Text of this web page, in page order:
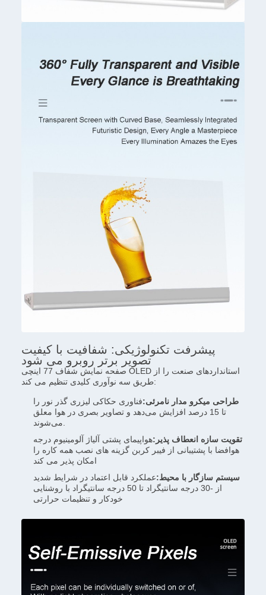
پیشرفت تکنولوژیکی: شفافیت با کیفیت
تصویر برتر روبرو می شود
صفحه نمایش شفاف 77 اینچی OLED استانداردهای صنعت را از
طریق سه نوآوری کلیدی تنظیم می کند:
طراحی میکرو مدار نامرئی:فناوری حکاکی لیزری گذر نور را
تا 15 درصد افزایش می‌دهد و تصاویر بصری در هوا معلق
می‌شوند.
تقویت سازه انعطاف پذیر:هواپیمای پشتی آلیاژ آلومینیوم درجه
هوافضا با پشتیبانی از فیبر کربن گزینه های نصب همه کاره را
امکان پذیر می کند
سیستم سازگار با محیط:عملکرد قابل اعتماد در شرایط شدید
از -30 درجه سانتیگراد تا 50 درجه سانتیگراد با روشنایی
خودکار و تنظیمات حرارتی